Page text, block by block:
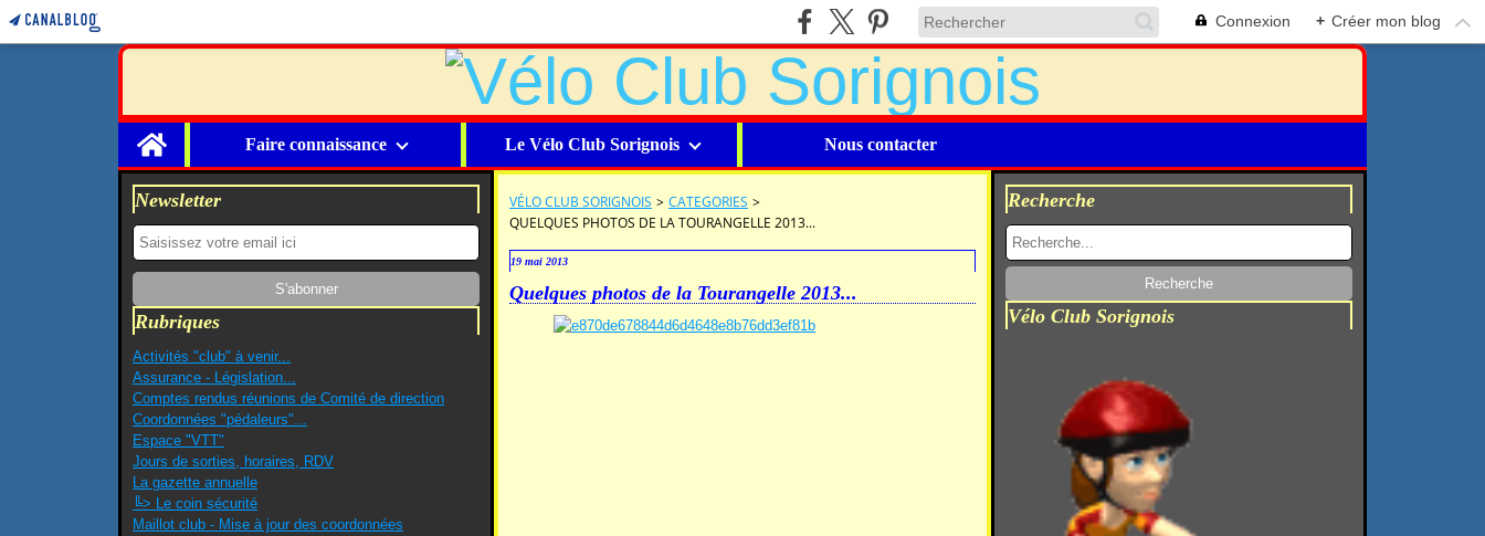
Connexion + Créer mon blog
Home
Faire connaissance Le Vélo Club Sorignois Nous contacter
Newsletter
Rubriques
Activités "club" à venir...
Assurance - Législation...
Comptes rendus réunions de Comité de direction
Coordonnées "pédaleurs"...
Espace "VTT"
Jours de sorties, horaires, RDV
La gazette annuelle
╚> Le coin sécurité
Maillot club - Mise à jour des coordonnées
VÉLO CLUB SORIGNOIS > CATEGORIES >
QUELQUES PHOTOS DE LA TOURANGELLE 2013...
19 mai 2013
Quelques photos de la Tourangelle 2013...
Recherche
Vélo Club Sorignois